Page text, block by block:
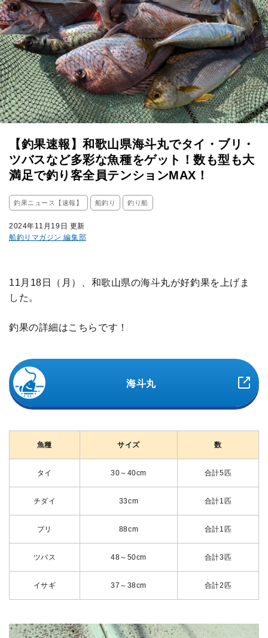
【釣果速報】和歌山県海斗丸でタイ・ブリ・
ツバスなど多彩な魚種をゲット！数も型も大
満足で釣り客全員テンションMAX！
釣果ニュース【速報】 船釣り 釣り船
2024年11月19日 更新
船釣りマガジン 編集部
11月18日（月）、和歌山県の海斗丸が好釣果を上げま
した。
釣果の詳細はこちらです！
海斗丸
魚種 サイズ 数
タイ 30～40cm 合計5匹
チダイ 33cm 合計1匹
ブリ 88cm 合計1匹
ツバス 48～50cm 合計3匹
イサギ 37～38cm 合計2匹